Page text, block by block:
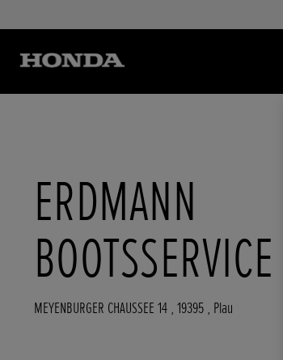
ERDMANN
BOOTSSERVICE
MEYENBURGER CHAUSSEE 14 , 19395 , Plau